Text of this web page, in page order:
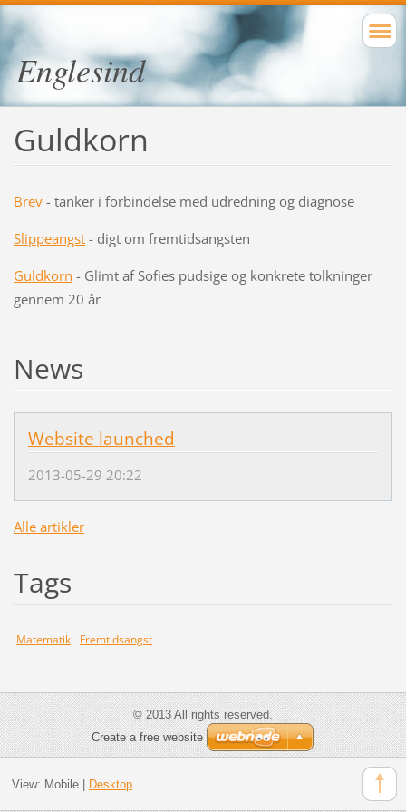
Englesind
Guldkorn
Brev- tanker i forbindelse med udredning og diagnose
Slippeangst- digt om fremtidsangsten
Guldkorn - Glimt af Sofies pudsige og konkrete tolkninger
gennem 20 år
News
Website launched
2013-05-29 20:22
Alle artikler
Tags
Matematik Fremtidsangst
© 2013 All rights reserved.
Create a free website
View: Mobile| Desktop